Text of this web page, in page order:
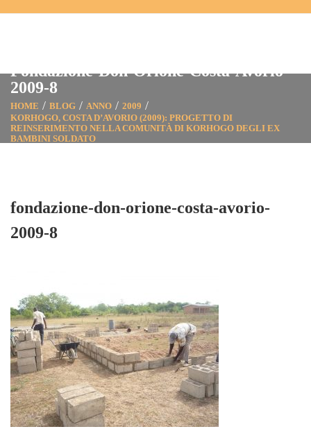
Fondazione-Don-Orione-Costa-Avorio-
2009-8
HOME BLOG ANNO
2009
KORHOGO, COSTA D’AVORIO (2009): PROGETTO DI
REINSERIMENTO NELLA COMUNITÀ DI KORHOGO DEGLI EX
BAMBINI SOLDATO
fondazione-don-orione-costa-avorio-
2009-8